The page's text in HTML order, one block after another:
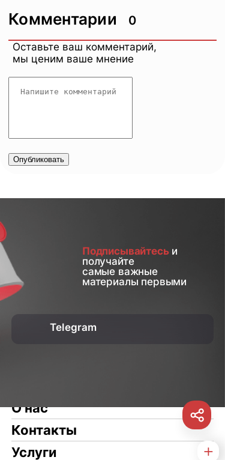
Комментарии 0
Оставьте ваш комментарий,
мы ценим ваше мнение
Опубликовать
Подписывайтесьи
получайте
самые важные
материалы первыми
Telegram
О нас
Контакты
Услуги